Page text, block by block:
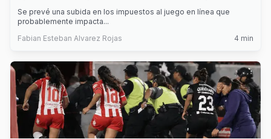
Se prevé una subida en los impuestos al juego en línea que
probablemente impacta...
Fabian Esteban Alvarez Rojas
4 min